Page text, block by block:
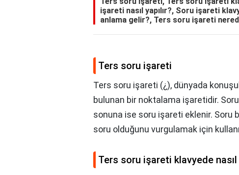
işareti nasıl yapılır?, Soru işareti
anlama gelir?, Ters soru işareti
Ters soru işareti
Ters soru işareti (¿), dünyada
bulunan bir noktalama işaretidir.
sonuna ise soru işareti eklenir. Soru
soru olduğunu vurgulamak için
Ters soru işareti klavyede nasıl